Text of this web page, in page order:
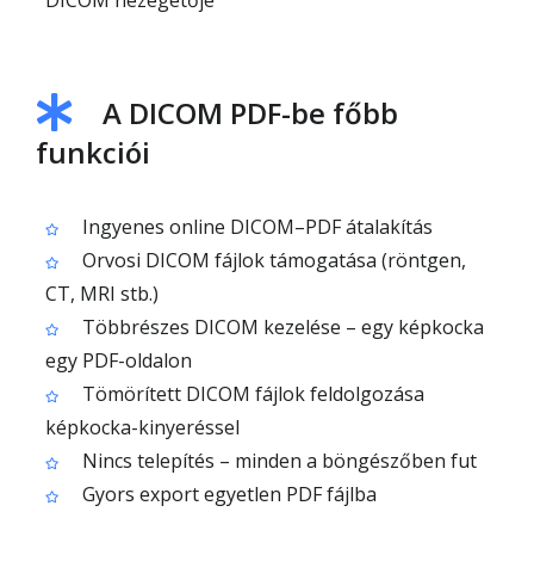
A DICOM PDF-be főbb
funkciói
Ingyenes online DICOM–PDF átalakítás
Orvosi DICOM fájlok támogatása (röntgen,
CT, MRI stb.)
Többrészes DICOM kezelése – egy képkocka
egy PDF-oldalon
Tömörített DICOM fájlok feldolgozása
képkocka-kinyeréssel
Nincs telepítés – minden a böngészőben fut
Gyors export egyetlen PDF fájlba